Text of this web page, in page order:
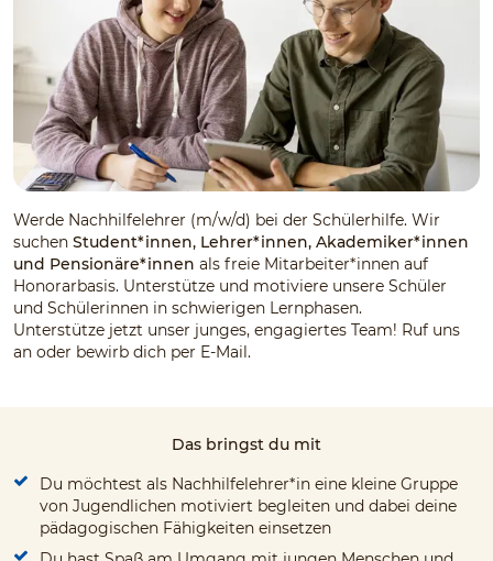
Werde Nachhilfelehrer (m/w/d) bei der Schülerhilfe. Wir
suchen Student*innen, Lehrer*innen, Akademiker*innen
und Pensionäre*innen als freie Mitarbeiter*innen auf
Honorarbasis. Unterstütze und motiviere unsere Schüler
und Schülerinnen in schwierigen Lernphasen.
Unterstütze jetzt unser junges, engagiertes Team! Ruf uns
an oder bewirb dich per E-Mail.
Das bringst du mit
Du möchtest als Nachhilfelehrer*in eine kleine Gruppe
von Jugendlichen motiviert begleiten und dabei deine
pädagogischen Fähigkeiten einsetzen